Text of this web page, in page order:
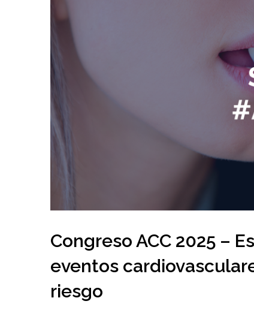
Congreso ACC 2025 –
eventos
riesgo